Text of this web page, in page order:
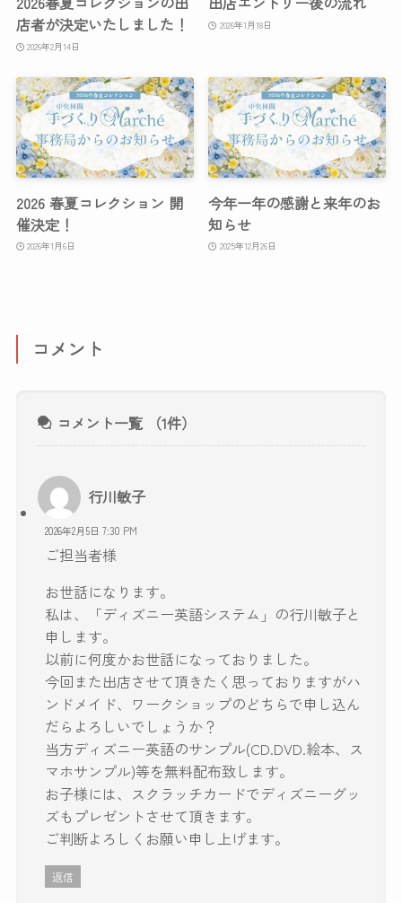
店者が決定いたしました！
2026年2月14日
2026年1月18日
2026 春夏コレクション 開
催決定！
2026年1月6日
今年一年の感謝と来年のお
知らせ
2025年12月26日
コメント
コメント一覧 （1件）
行川敏子
2026年2月5日 7:30 PM
ご担当者様
お世話になります。
私は、「ディズニー英語システム」の行川敏子と
申します。
以前に何度かお世話になっておりました。
今回また出店させて頂きたく思っておりますがハ
ンドメイド、ワークショップのどちらで申し込ん
だらよろしいでしょうか？
当方ディズニー英語のサンプル(CD.DVD.絵本、ス
マホサンプル)等を無料配布致します。
お子様には、スクラッチカードでディズニーグッ
ズもプレゼントさせて頂きます。
ご判断よろしくお願い申し上げます。
返信